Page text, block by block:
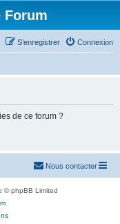
Forum
Connexion
S’enregistrer
de ce forum ?
Nous contacter
© phpBB Limited